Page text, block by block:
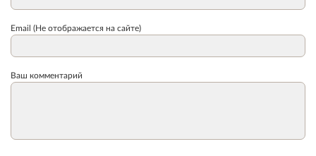
Email (Не отображается на сайте)
Ваш комментарий